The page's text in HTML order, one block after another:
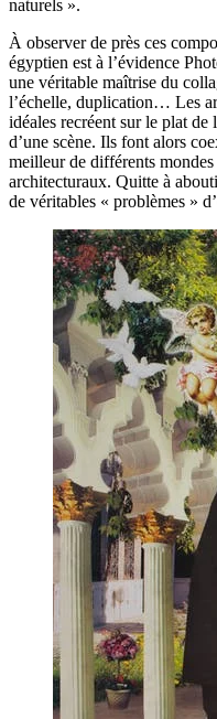
naturels ».
À observer de près ces
égyptien est à l’évidence
une véritable maîtrise du
l’échelle, duplication… Les
idéales recréent sur le plat
d’une scène. Ils font alors
meilleur de différents
architecturaux. Quitte à
de véritables « problèmes »